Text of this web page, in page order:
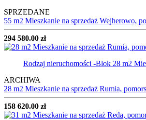
SPRZEDANE
55 m2 Mieszkanie na sprzedaż Wejherowo,
294 580.00 zł
Rodzaj nieruchomości -Blok 28 m2
ARCHIWA
28 m2 Mieszkanie na sprzedaż Rumia,
158 620.00 zł